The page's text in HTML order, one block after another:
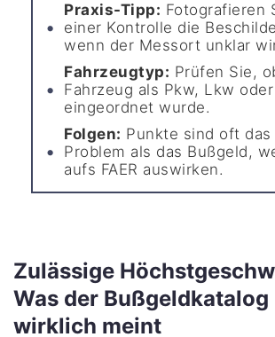
Praxis-Tipp: Fotografieren
einer Kontrolle die
wenn der Messort unklar
Fahrzeugtyp: Prüfen Sie,
Fahrzeug als Pkw, Lkw
eingeordnet wurde.
Folgen: Punkte sind oft das
Problem als das Bußgeld,
aufs FAER auswirken.
Zulässige
Was der
wirklich meint